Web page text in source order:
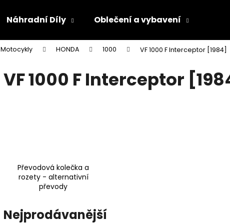
Náhradní Díly Oblečení a vybavení
Motocykly HONDA 1000 VF 1000 F Interceptor [1984]
VF 1000 F Interceptor
Převodová kolečka a
rozety - alternativní
převody
Nejprodávanější
Co potřebujete najít?
HLEDAT